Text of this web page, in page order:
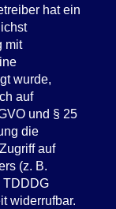
hat ein
mit
wurde,
auf
und § 25
die
auf
(z. B.
TDDDG
widerrufbar.